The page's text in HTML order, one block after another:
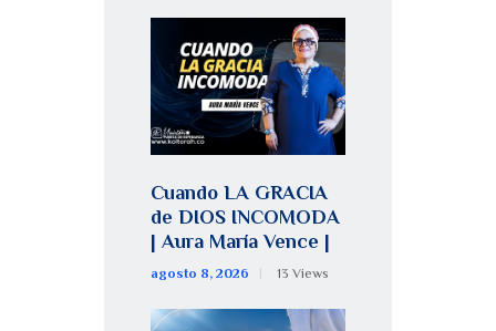
Cuando LA GRACIA
de DIOS INCOMODA
| Aura María Vence |
agosto 8, 2026 13 Views